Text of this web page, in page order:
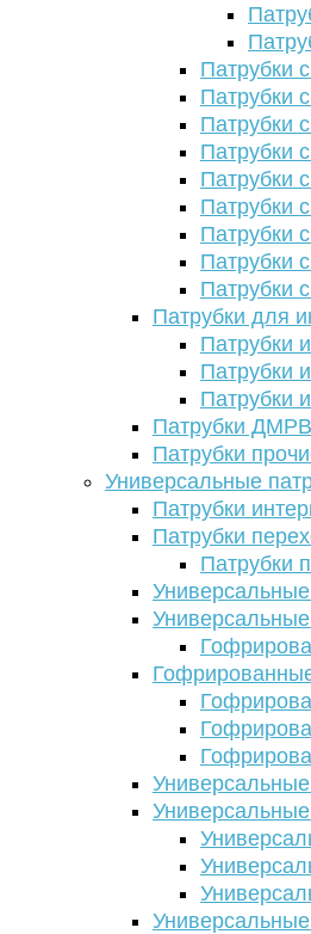
Патрубки
Патрубки
Патрубки
Патрубки
Патрубки
Патрубки
Патрубки
Патрубки
Патрубки
Патрубки для
Патрубки
Патрубки
Патрубки
Патрубки ДМРВ
Патрубки
Универсальные
Патрубки
Патрубки
Патрубки